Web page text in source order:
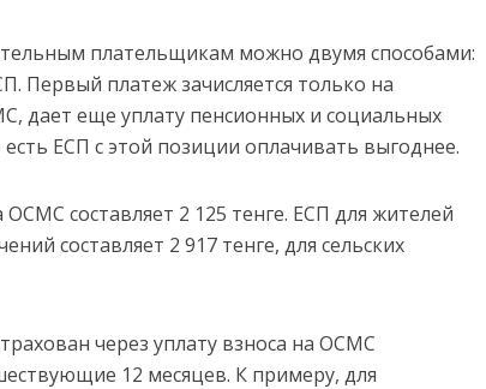
плательщикам можно двумя способами:
Первый платеж зачисляется только на
дает еще уплату пенсионных и социальных
ЕСП с этой позиции оплачивать выгоднее.
составляет 2 125 тенге. ЕСП для жителей
составляет 2 917 тенге, для сельских
через уплату взноса на ОСМС
12 месяцев. К примеру, для